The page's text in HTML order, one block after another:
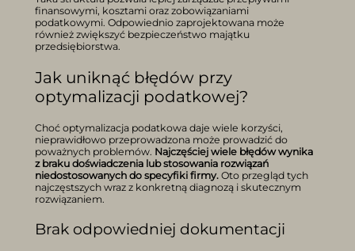
finansowymi, kosztami oraz zobowiązaniami
podatkowymi. Odpowiednio zaprojektowana może
również zwiększyć bezpieczeństwo majątku
przedsiębiorstwa.
Jak uniknąć błędów przy
optymalizacji podatkowej?
Choć optymalizacja podatkowa daje wiele korzyści,
nieprawidłowo przeprowadzona może prowadzić do
poważnych problemów. Najczęściej wiele błędów wynika
z braku doświadczenia lub stosowania rozwiązań
niedostosowanych do specyfiki firmy. Oto przegląd tych
najczęstszych wraz z konkretną diagnozą i skutecznym
rozwiązaniem.
Brak odpowiedniej dokumentacji